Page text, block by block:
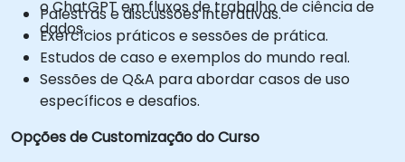
o ChatGPT em fluxos de trabalho de ciência de
dados.
Palestras e discussões interativas.
Exercícios práticos e sessões de prática.
Estudos de caso e exemplos do mundo real.
Sessões de Q&A para abordar casos de uso
específicos e desafios.
Opções de Customização do Curso